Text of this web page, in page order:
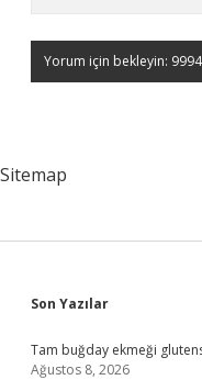
Sitemap
Sidebar
Son Yazılar
Tam buğday ekmeği
Ağustos 8, 2026